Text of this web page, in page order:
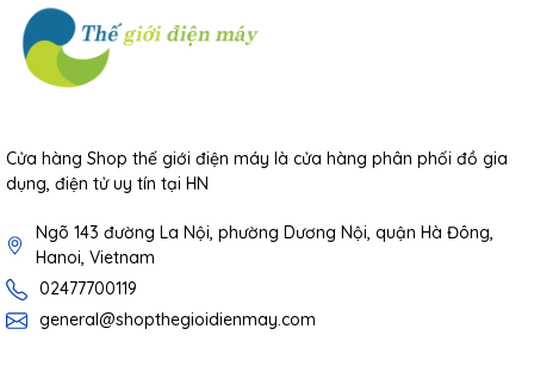
Cửa hàng Shop thế giới điện máy là cửa hàng phân phối đồ gia
dụng, điện tử uy tín tại HN
Ngõ 143 đường La Nội, phường Dương Nội, quận Hà Đông,
Hanoi, Vietnam
02477700119
general@shopthegioidienmay.com